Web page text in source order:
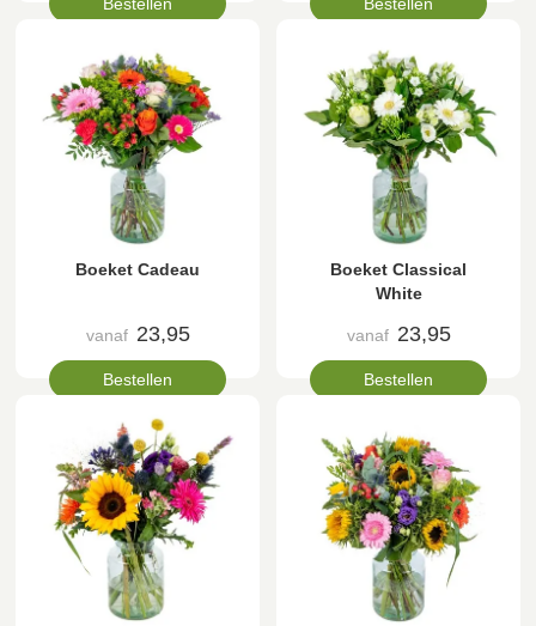
Boeket Cadeau
vanaf 23,95
Bestellen
Boeket Classical
White
vanaf 23,95
Bestellen